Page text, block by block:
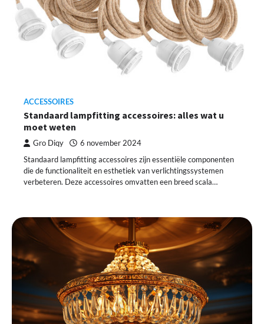
ACCESSOIRES
Standaard lampfitting accessoires: alles wat u
moet weten
Gro Diqy 6 november 2024
Standaard lampfitting accessoires zijn essentiële componenten
die de functionaliteit en esthetiek van verlichtingssystemen
verbeteren. Deze accessoires omvatten een breed scala…